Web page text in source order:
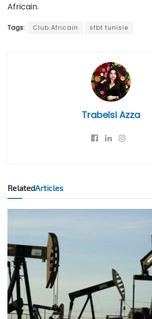
Africain.
Tags: Club Africain sfbt tunisie
Trabelsi Azza
RelatedArticles